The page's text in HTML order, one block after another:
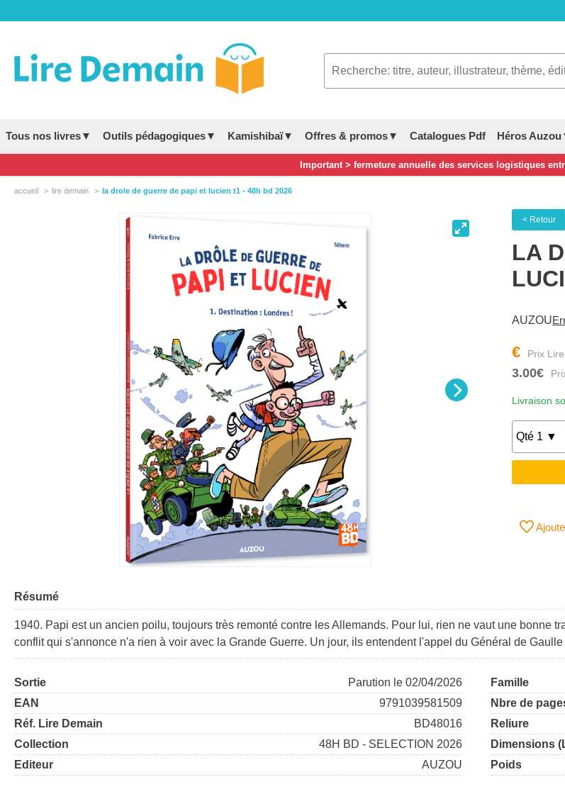
Tous nos livres▼ Outils pédagogiques▼ Kamishibaï▼ Offres & promos▼ Catalogues Pdf Héros
Important > fermeture annuelle des services logistiques
accueil lire demain la drole de guerre de papi et lucien t1 - 48h bd 2026
< Retour
LA
AUZOU
€
3.00€
Livraison
Résumé
1940. Papi est un ancien poilu, toujours très remonté contre les Allemands. Pour lui, rien ne vaut une bonne
conflit qui s'annonce n'a rien à voir avec la Grande Guerre. Un jour, ils entendent l'appel du Général de
Sortie
Parution le 02/04/2026
EAN
9791039581509
Réf. Lire Demain
BD48016
Collection
48H BD - SELECTION 2026
Editeur
AUZOU
Famille
Nbre de
Reliure
Dimensions
Poids